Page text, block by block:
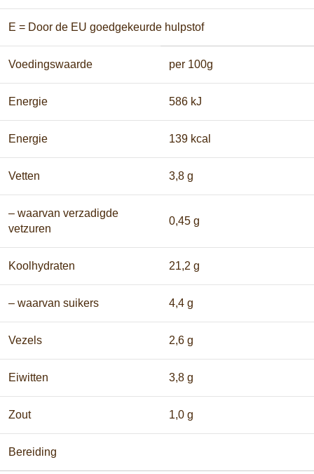
E = Door de EU goedgekeurde hulpstof
Voedingswaarde per 100g
Energie 586 kJ
Energie 139 kcal
Vetten 3,8 g
– waarvan verzadigde
vetzuren
0,45 g
Koolhydraten 21,2 g
– waarvan suikers 4,4 g
Vezels 2,6 g
Eiwitten 3,8 g
Zout 1,0 g
Bereiding